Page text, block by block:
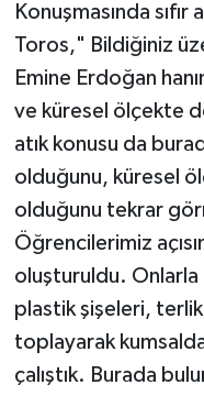
Konuşmasında
Toros," Bildiğiniz
Emine Erdoğan
ve küresel ölçekte
atık konusu da
olduğunu, küresel
olduğunu tekrar
Öğrencilerimiz
oluşturuldu. Onlarla
plastik şişeleri,
toplayarak
çalıştık. Burada